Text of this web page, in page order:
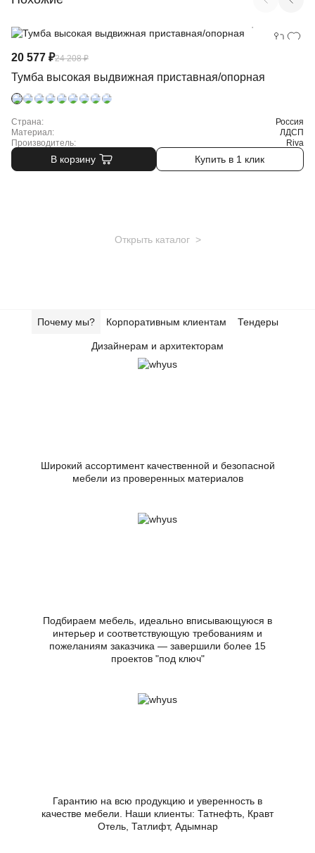
Тумба высокая выдвижная приставная/опорная
20 577 ₽24 208 ₽
В корзину Купить в 1 клик
Страна:
Россия
Материал:
ЛДСП
Производитель:
Riva
Открыть каталог >
Почему мы? Корпоративным клиентам Тендеры
Дизайнерам и архитекторам
Широкий ассортимент качественной и безопасной
мебели из проверенных материалов
Подбираем мебель, идеально вписывающуюся в
интерьер и соответствующую требованиям и
пожеланиям заказчика — завершили более 15
проектов "под ключ"
Гарантию на всю продукцию и уверенность в
качестве мебели. Наши клиенты: Татнефть, Кравт
Отель, Татлифт, Адымнар